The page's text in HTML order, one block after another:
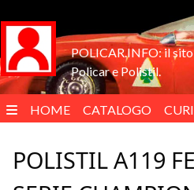
POLICAR.INFO: il
Policar e Polistil.
HOME CATALOGO
POLISTIL A119